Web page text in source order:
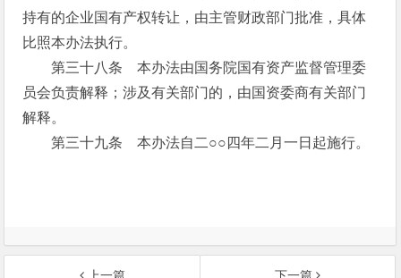
持有的企业国有产权转让，由主管财政部门批准，具体
比照本办法执行。
第三十八条 本办法由国务院国有资产监督管理委
员会负责解释；涉及有关部门的，由国资委商有关部门
解释。
第三十九条 本办法自二○○四年二月一日起施行。